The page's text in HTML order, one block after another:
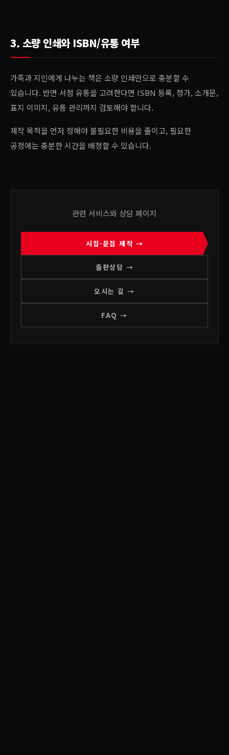
3. 소량 인쇄와 ISBN/유통 여부
가족과 지인에게 나누는 책은 소량 인쇄만으로 충분할 수
있습니다. 반면 서점 유통을 고려한다면 ISBN 등록, 정가, 소개문,
표지 이미지, 유통 관리까지 검토해야 합니다.
제작 목적을 먼저 정해야 불필요한 비용을 줄이고, 필요한
공정에는 충분한 시간을 배정할 수 있습니다.
관련 서비스와 상담 페이지
시집·문집 제작 →
출판상담 →
오시는 길 →
FAQ →